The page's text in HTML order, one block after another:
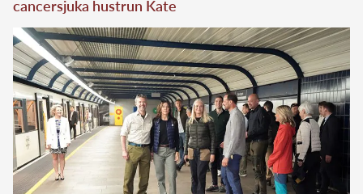
cancersjuka hustrun Kate